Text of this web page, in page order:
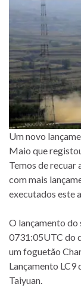
Um novo
Maio que
Temos de recuar
com mais
executados este
O lançamento
0731:05UTC do
um foguetão
Lançamento LC9
Taiyuan.